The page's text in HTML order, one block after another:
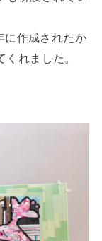
に作成されたか
れました。